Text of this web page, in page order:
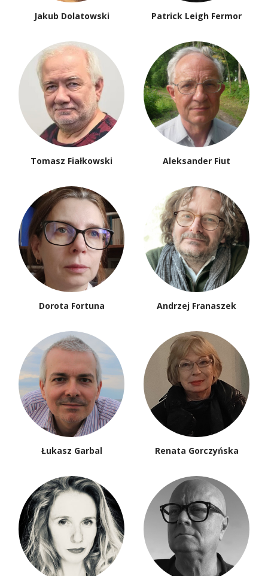
Jakub Dolatowski Patrick Leigh Fermor
Tomasz Fiałkowski Aleksander Fiut
Dorota Fortuna Andrzej Franaszek
Łukasz Garbal Renata Gorczyńska